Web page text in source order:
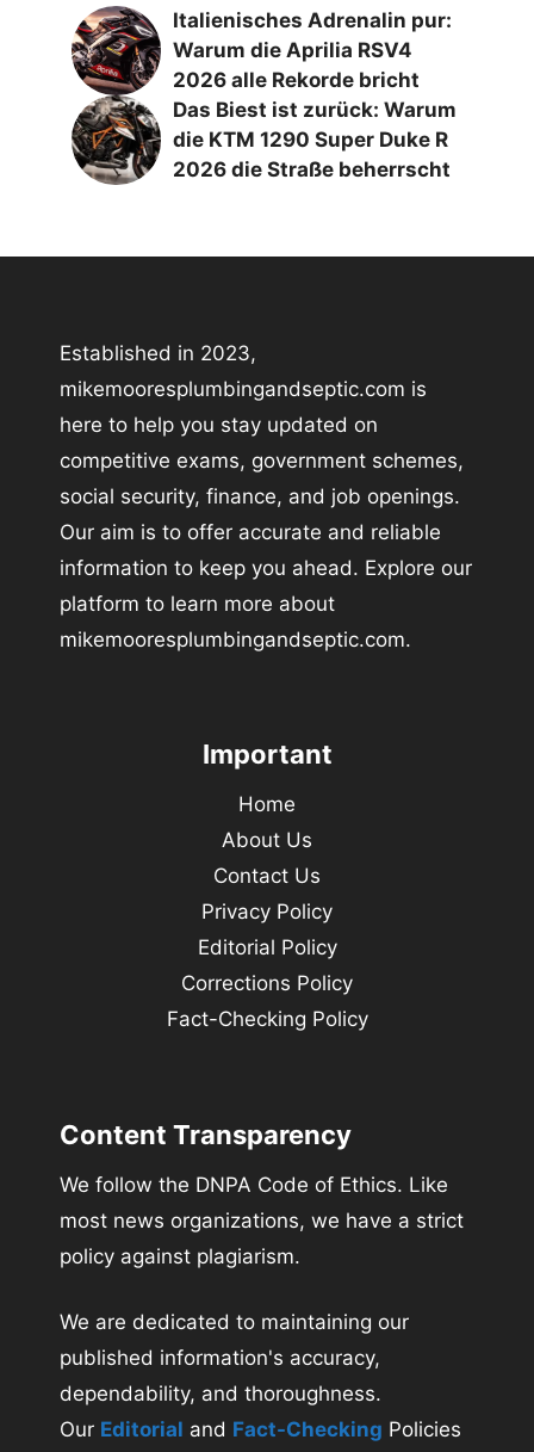
Italienisches Adrenalin pur:
Warum die Aprilia RSV4
2026 alle Rekorde bricht
Das Biest ist zurück: Warum
die KTM 1290 Super Duke R
2026 die Straße beherrscht
Established in 2023,
mikemooresplumbingandseptic.com is
here to help you stay updated on
competitive exams, government schemes,
social security, finance, and job openings.
Our aim is to offer accurate and reliable
information to keep you ahead. Explore our
platform to learn more about
mikemooresplumbingandseptic.com.
Important
Home
About Us
Contact Us
Privacy Policy
Editorial Policy
Corrections Policy
Fact-Checking Policy
Content Transparency
We follow the DNPA Code of Ethics. Like
most news organizations, we have a strict
policy against plagiarism.
We are dedicated to maintaining our
published information's accuracy,
dependability, and thoroughness.
Our Editorial and Fact-Checking Policies